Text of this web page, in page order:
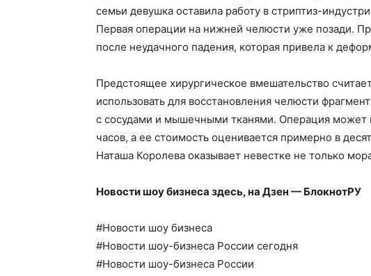
семьи девушка оставила работу в стриптиз-
Первая операции на нижней челюсти уже позади.
после неудачного падения, которая привела к
Предстоящее хирургическое вмешательство
использовать для восстановления челюсти
с сосудами и мышечными тканями. Операция может
часов, а ее стоимость оценивается примерно в
Наташа Королева оказывает невестке не только
Новости шоу бизнеса здесь, на Дзен — БлокнотРУ
#Новости шоу бизнеса
#Новости шоу-бизнеса России сегодня
#Новости шоу-бизнеса России